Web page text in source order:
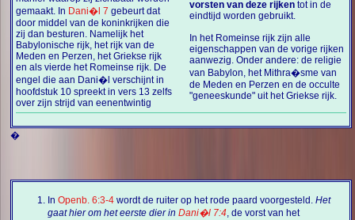
gemaakt. In Dani�l 7 gebeurt dat
door middel van de koninkrijken die
zij dan besturen. Namelijk het
Babylonische rijk, het rijk van de
Meden en Perzen, het Griekse rijk
en als vierde het Romeinse rijk. De
engel die aan Dani�l verschijnt in
hoofdstuk 10 spreekt in vers 13 zelfs
over zijn strijd van eenentwintig
vorsten van deze rijkentot in de
eindtijd worden gebruikt.
In het Romeinse rijk zijn alle
eigenschappen van de vorige rijken
aanwezig. Onder andere: de religie
van Babylon, het Mithra�sme van
de Meden en Perzen en de occulte
"geneeskunde" uit het Griekse rijk.
�
InOpenb. 6:3-4 wordt de ruiter op het rode paard voorgesteld.Het
gaat hier om het eerste dier inDani�l 7:4, de vorst van het